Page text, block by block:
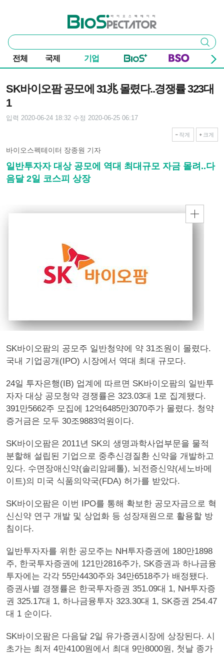
바이오스펙테이터
통
합
검
색
검색
전체 국제 기업
SK바이오팜 공모에 31兆 몰렸다..경쟁률 323대
1
입력 2020-06-24 18:32 수정 2020-06-25 06:17
작게 크게
바이오스펙테이터 장종원 기자
일반투자자 대상 공모에 역대 최대규모 자금 몰려..다
음달 2일 코스피 상장
SK바이오팜의 공모주 일반청약에 약 31조원이 몰렸다.
국내 기업공개(IPO) 시장에서 역대 최대 규모다.
24일 투자은행(IB) 업계에 따르면 SK바이오팜의 일반투
자자 대상 공모청약 경쟁률은 323.03대 1로 집계됐다.
391만5662주 모집에 12억6485만3070주가 몰렸다. 청약
증거금은 모두 30조9883억원이다.
SK바이오팜은 2011년 SK의 생명과학사업부문을 물적
분할해 설립된 기업으로 중추신경질환 신약을 개발하고
있다. 수면장애신약(솔리암페톨), 뇌전증신약(세노바메
이트)의 미국 식품의약국(FDA) 허가를 받았다.
SK바이오팜은 이번 IPO를 통해 확보한 공모자금으로 혁
신신약 연구 개발 및 상업화 등 성장재원으로 활용할 방
침이다.
일반투자자를 위한 공모주는 NH투자증권에 180만1898
주, 한국투자증권에 121만2816주가, SK증권과 하나금융
투자에는 각각 55만4430주와 34만6518주가 배정됐다.
증권사별 경쟁률은 한국투자증권 351.09대 1, NH투자증
권 325.17대 1, 하나금융투자 323.30대 1, SK증권 254.47
대 1 순이다.
SK바이오팜은 다음달 2일 유가증권시장에 상장된다. 시
초가는 최저 4만4100원에서 최대 9만8000원, 첫날 종가